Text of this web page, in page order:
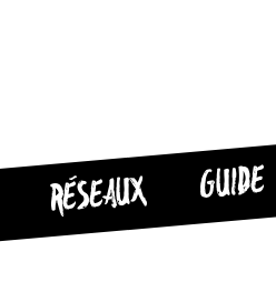
RÉSEAUX GUIDE